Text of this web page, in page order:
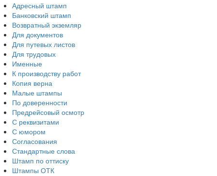
Адресный штамп
Банковский штамп
Возвратный экземляр
Для документов
Для путевых листов
Для трудовых
Именные
К производству работ
Копия верна
Малые штампы
По доверенности
Предрейсовый осмотр
С реквизитами
С юмором
Согласования
Стандартные слова
Штамп по оттиску
Штампы ОТК